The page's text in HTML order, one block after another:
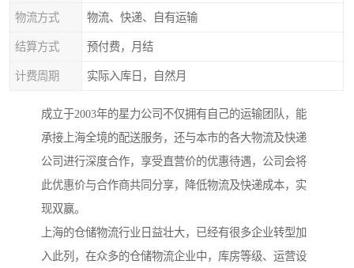
物流方式 物流、快递、自有运输
结算方式 预付费，月结
计费周期 实际入库日，自然月
成立于2003年的星力公司不仅拥有自己的运输团队，能
承接上海全境的配送服务，还与本市的各大物流及快递
公司进行深度合作，享受直营价的优惠待遇，公司会将
此优惠价与合作商共同分享，降低物流及快递成本，实
现双赢。
上海的仓储物流行业日益壮大，已经有很多企业转型加
入此列，在众多的仓储物流企业中，库房等级、运营设